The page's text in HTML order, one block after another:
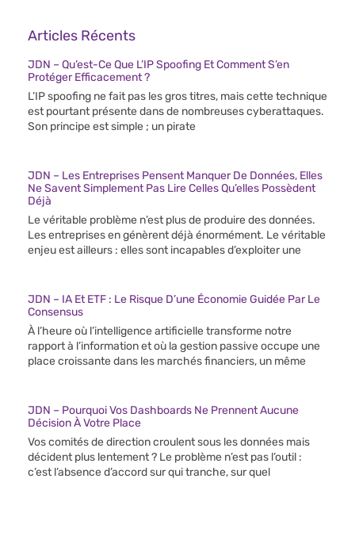
Articles Récents
JDN – Qu’est-Ce Que L’IP Spoofing Et Comment S’en
Protéger Efficacement ?
L’IP spoofing ne fait pas les gros titres, mais cette technique
est pourtant présente dans de nombreuses cyberattaques.
Son principe est simple ; un pirate
JDN – Les Entreprises Pensent Manquer De Données, Elles
Ne Savent Simplement Pas Lire Celles Qu’elles Possèdent
Déjà
Le véritable problème n’est plus de produire des données.
Les entreprises en génèrent déjà énormément. Le véritable
enjeu est ailleurs : elles sont incapables d’exploiter une
JDN – IA Et ETF : Le Risque D’une Économie Guidée Par Le
Consensus
À l’heure où l’intelligence artificielle transforme notre
rapport à l’information et où la gestion passive occupe une
place croissante dans les marchés financiers, un même
JDN – Pourquoi Vos Dashboards Ne Prennent Aucune
Décision À Votre Place
Vos comités de direction croulent sous les données mais
décident plus lentement ? Le problème n’est pas l’outil :
c’est l’absence d’accord sur qui tranche, sur quel